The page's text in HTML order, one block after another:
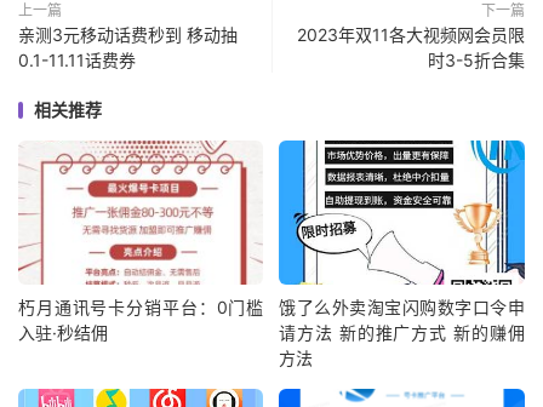
上一篇
亲测3元移动话费秒到 移动抽
0.1-11.11话费券
下一篇
2023年双11各大视频网会员限
时3-5折合集
相关推荐
朽月通讯号卡分销平台：0门槛
入驻·秒结佣
饿了么外卖淘宝闪购数字口令申
请方法 新的推广方式 新的赚佣
方法